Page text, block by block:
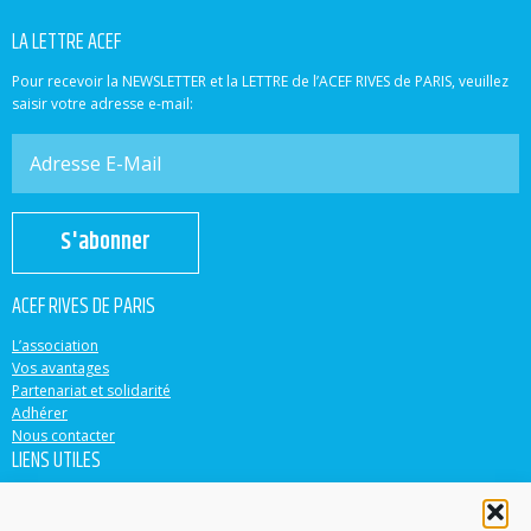
LA LETTRE ACEF
Pour recevoir la NEWSLETTER et la LETTRE de l’ACEF RIVES de PARIS, veuillez
saisir votre adresse e-mail:
S'abonner
ACEF RIVES DE PARIS
L’association
Vos avantages
Partenariat et solidarité
Adhérer
Nous contacter
LIENS UTILES